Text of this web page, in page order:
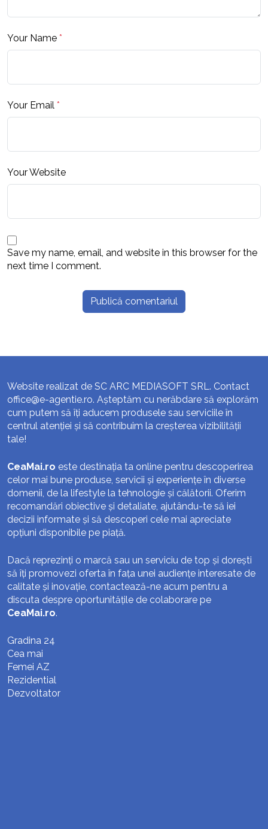
Your Name *
Your Email *
Your Website
Save my name, email, and website in this browser for the
next time I comment.
Website realizat de SC ARC MEDIASOFT SRL. Contact
office@e-agentie.ro. Așteptăm cu nerăbdare să explorăm
cum putem să îți aducem produsele sau serviciile în
centrul atenției și să contribuim la creșterea vizibilității
tale!
CeaMai.ro este destinația ta online pentru descoperirea
celor mai bune produse, servicii și experiențe în diverse
domenii, de la lifestyle la tehnologie și călătorii. Oferim
recomandări obiective și detaliate, ajutându-te să iei
decizii informate și să descoperi cele mai apreciate
opțiuni disponibile pe piață.
Dacă reprezinți o marcă sau un serviciu de top și dorești
să îți promovezi oferta în fața unei audiențe interesate de
calitate și inovație, contactează-ne acum pentru a
discuta despre oportunitățile de colaborare pe
CeaMai.ro.
Gradina 24
Cea mai
Femei AZ
Rezidential
Dezvoltator